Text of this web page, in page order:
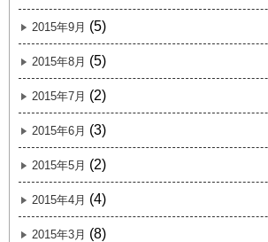
2015年9月 (5)
2015年8月 (5)
2015年7月 (2)
2015年6月 (3)
2015年5月 (2)
2015年4月 (4)
2015年3月 (8)